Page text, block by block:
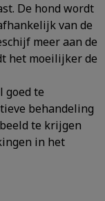
De hond wordt
van de
meer aan de
het moeilijker de
goed te
behandeling
te krijgen
in het